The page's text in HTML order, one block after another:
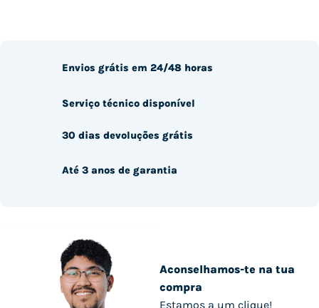
Aconselhamos-te na tua
compra
Estamos a um clique!
Envios grátis em 24/48 horas
Serviço técnico disponível
30 dias devoluções grátis
Até 3 anos de garantia